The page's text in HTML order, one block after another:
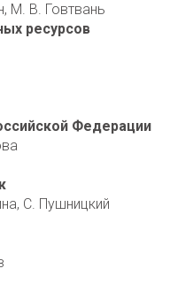
М. В. Говтвань
ресурсов
Федерации
С. Пушницкий